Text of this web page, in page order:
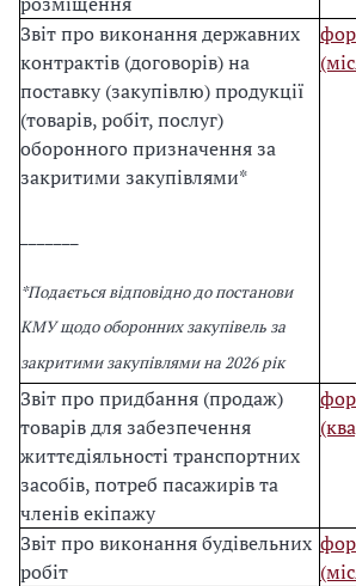
Звіт про виконання державних
контрактів (договорів) на
поставку (закупівлю) продукції
(товарів, робіт, послуг)
оборонного призначення за
закритими закупівлями*
*Подається відповідно до постанови
КМУ щодо оборонних закупівель за
закритими закупівлями на 2026 рік
Звіт про придбання (продаж)
товарів для забезпечення
життєдіяльності транспортних
засобів, потреб пасажирів та
членів екіпажу
Звіт про виконання будівельних
робіт